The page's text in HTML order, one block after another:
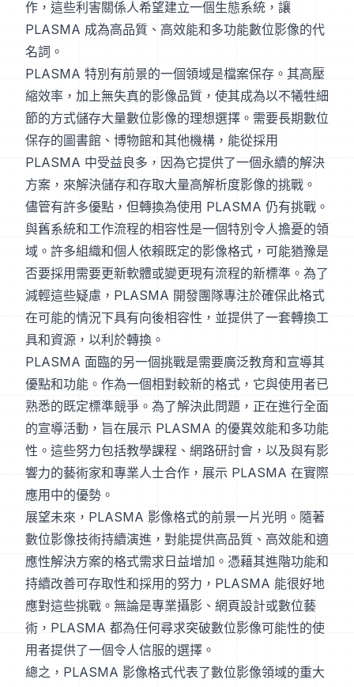
作，這些利害關係人希望建立一個生態系統，讓
PLASMA 成為高品質、高效能和多功能數位影像的代
名詞。
PLASMA 特別有前景的一個領域是檔案保存。其高壓
縮效率，加上無失真的影像品質，使其成為以不犧牲細
節的方式儲存大量數位影像的理想選擇。需要長期數位
保存的圖書館、博物館和其他機構，能從採用
PLASMA 中受益良多，因為它提供了一個永續的解決
方案，來解決儲存和存取大量高解析度影像的挑戰。
儘管有許多優點，但轉換為使用 PLASMA 仍有挑戰。
與舊系統和工作流程的相容性是一個特別令人擔憂的領
域。許多組織和個人依賴既定的影像格式，可能猶豫是
否要採用需要更新軟體或變更現有流程的新標準。為了
減輕這些疑慮，PLASMA 開發團隊專注於確保此格式
在可能的情況下具有向後相容性，並提供了一套轉換工
具和資源，以利於轉換。
PLASMA 面臨的另一個挑戰是需要廣泛教育和宣導其
優點和功能。作為一個相對較新的格式，它與使用者已
熟悉的既定標準競爭。為了解決此問題，正在進行全面
的宣導活動，旨在展示 PLASMA 的優異效能和多功能
性。這些努力包括教學課程、網路研討會，以及與有影
響力的藝術家和專業人士合作，展示 PLASMA 在實際
應用中的優勢。
展望未來，PLASMA 影像格式的前景一片光明。隨著
數位影像技術持續演進，對能提供高品質、高效能和適
應性解決方案的格式需求日益增加。憑藉其進階功能和
持續改善可存取性和採用的努力，PLASMA 能很好地
應對這些挑戰。無論是專業攝影、網頁設計或數位藝
術，PLASMA 都為任何尋求突破數位影像可能性的使
用者提供了一個令人信服的選擇。
總之，PLASMA 影像格式代表了數位影像領域的重大